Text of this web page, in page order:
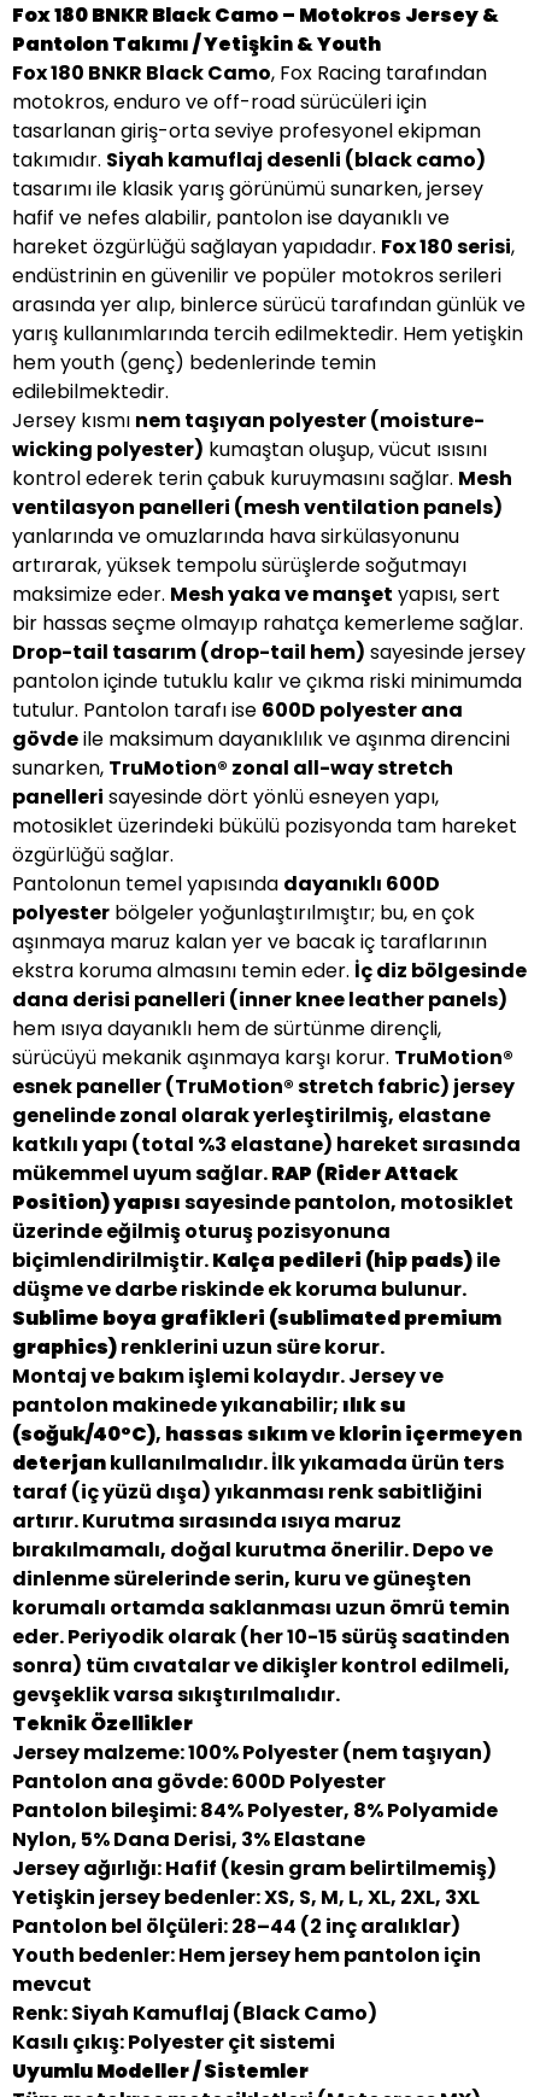
Fox 180 BNKR Black Camo – Motokros Jersey &
Pantolon Takımı / Yetişkin & Youth
Fox 180 BNKR Black Camo, Fox Racing tarafından
motokros, enduro ve off-road sürücüleri için
tasarlanan giriş-orta seviye profesyonel ekipman
takımıdır. Siyah kamuflaj desenli (black camo)
tasarımı ile klasik yarış görünümü sunarken, jersey
hafif ve nefes alabilir, pantolon ise dayanıklı ve
hareket özgürlüğü sağlayan yapıdadır. Fox 180 serisi,
endüstrinin en güvenilir ve popüler motokros serileri
arasında yer alıp, binlerce sürücü tarafından günlük ve
yarış kullanımlarında tercih edilmektedir. Hem yetişkin
hem youth (genç) bedenlerinde temin
edilebilmektedir.
Jersey kısmı nem taşıyan polyester (moisture-
wicking polyester) kumaştan oluşup, vücut ısısını
kontrol ederek terin çabuk kuruymasını sağlar. Mesh
ventilasyon panelleri (mesh ventilation panels)
yanlarında ve omuzlarında hava sirkülasyonunu
artırarak, yüksek tempolu sürüşlerde soğutmayı
maksimize eder. Mesh yaka ve manşet yapısı, sert
bir hassas seçme olmayıp rahatça kemerleme sağlar.
Drop-tail tasarım (drop-tail hem) sayesinde jersey
pantolon içinde tutuklu kalır ve çıkma riski minimumda
tutulur. Pantolon tarafı ise 600D polyester ana
gövdeile maksimum dayanıklılık ve aşınma direncini
sunarken, TruMotion® zonal all-way stretch
panelleri sayesinde dört yönlü esneyen yapı,
motosiklet üzerindeki bükülü pozisyonda tam hareket
özgürlüğü sağlar.
Pantolonun temel yapısında dayanıklı 600D
polyester bölgeler yoğunlaştırılmıştır; bu, en çok
aşınmaya maruz kalan yer ve bacak iç taraflarının
ekstra koruma almasını temin eder. İç diz bölgesinde
dana derisi panelleri (inner knee leather panels)
hem ısıya dayanıklı hem de sürtünme dirençli,
sürücüyü mekanik aşınmaya karşı korur. TruMotion®
esnek paneller (TruMotion® stretch fabric) jersey
genelinde zonal olarak yerleştirilmiş, elastane
katkılı yapı (total %3 elastane) hareket sırasında
mükemmel uyum sağlar.RAP (Rider Attack
Position) yapısısayesinde pantolon, motosiklet
üzerinde eğilmiş oturuş pozisyonuna
biçimlendirilmiştir.Kalça pedileri (hip pads)ile
düşme ve darbe riskinde ek koruma bulunur.
Sublime boya grafikleri (sublimated premium
graphics)renklerini uzun süre korur.
Montaj ve bakım işlemi kolaydır. Jersey ve
pantolon makinede yıkanabilir; ılık su
(soğuk/40°C), hassas sıkımveklorin içermeyen
deterjankullanılmalıdır. İlk yıkamada ürün ters
taraf (iç yüzü dışa) yıkanması renk sabitliğini
artırır. Kurutma sırasında ısıya maruz
bırakılmamalı, doğal kurutma önerilir. Depo ve
dinlenme sürelerinde serin, kuru ve güneşten
korumalı ortamda saklanması uzun ömrü temin
eder. Periyodik olarak (her 10-15 sürüş saatinden
sonra) tüm cıvatalar ve dikişler kontrol edilmeli,
gevşeklik varsa sıkıştırılmalıdır.
Teknik Özellikler
Jersey malzeme: 100% Polyester (nem taşıyan)
Pantolon ana gövde: 600D Polyester
Pantolon bileşimi: 84% Polyester, 8% Polyamide
Nylon, 5% Dana Derisi, 3% Elastane
Jersey ağırlığı: Hafif (kesin gram belirtilmemiş)
Yetişkin jersey bedenler: XS, S, M, L, XL, 2XL, 3XL
Pantolon bel ölçüleri: 28–44 (2 inç aralıklar)
Youth bedenler: Hem jersey hem pantolon için
mevcut
Renk: Siyah Kamuflaj (Black Camo)
Kasılı çıkış: Polyester çit sistemi
Uyumlu Modeller / Sistemler